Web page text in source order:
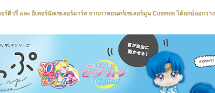
อร์คิวรี่ และ อีเทอร์นัลเซเลอร์มาร์ส จากภาพยนตร์เซเลอร์มูน Cosmos ได้ฤกษ์ออกวาง